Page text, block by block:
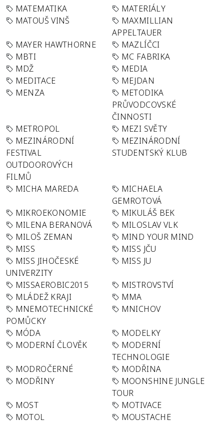
MATEMATIKA
MATERIÁLY
MATOUŠ VINŠ
MAXMILLIAN
APPELTAUER
MAYER HAWTHORNE
MAZLÍČCI
MBTI
MC FABRIKA
MDŽ
MEDIA
MEDITACE
MEJDAN
MENZA
METODIKA
PRŮVODCOVSKÉ
ČINNOSTI
METROPOL
MEZI SVĚTY
MEZINÁRODNÍ
FESTIVAL
OUTDOOROVÝCH
FILMŮ
MEZINÁRODNÍ
STUDENTSKÝ KLUB
MICHA MAREDA
MICHAELA
GEMROTOVÁ
MIKROEKONOMIE
MIKULÁŠ BEK
MILENA BERANOVÁ
MILOSLAV VLK
MILOŠ ZEMAN
MIND YOUR MIND
MISS
MISS JČU
MISS JIHOČESKÉ
UNIVERZITY
MISS JU
MISSAEROBIC2015
MISTROVSTVÍ
MLÁDEŽ KRAJI
MMA
MNEMOTECHNICKÉ
POMŮCKY
MNICHOV
MÓDA
MODELKY
MODERNÍ ČLOVĚK
MODERNÍ
TECHNOLOGIE
MODROČERNÉ
MODŘINA
MODŘINY
MOONSHINE JUNGLE
TOUR
MOST
MOTIVACE
MOTOL
MOUSTACHE